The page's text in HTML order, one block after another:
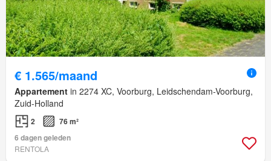
€ 1.565/maand
Appartement in 2274 XC, Voorburg, Leidschendam-Voorburg,
Zuid-Holland
2
76 m²
6 dagen geleden
RENTOLA